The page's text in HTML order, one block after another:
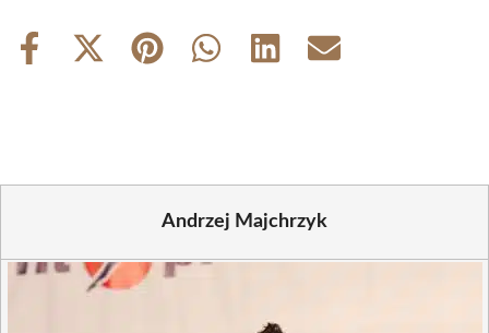
Share
Share
Share
Share
Share
Share
Andrzej Majchrzyk